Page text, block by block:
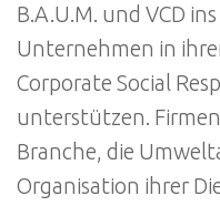
B.A.U.M. und VCD
Unternehmen in
Corporate Social
unterstützen.
Branche, die
Organisation ihrer